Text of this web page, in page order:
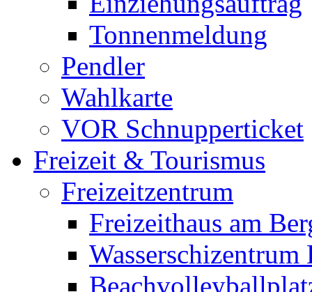
Tonnenmeldung
Pendler
Wahlkarte
VOR Schnupperticket
Freizeit & Tourismus
Freizeitzentrum
Freizeithaus am
Wasserschizentrum